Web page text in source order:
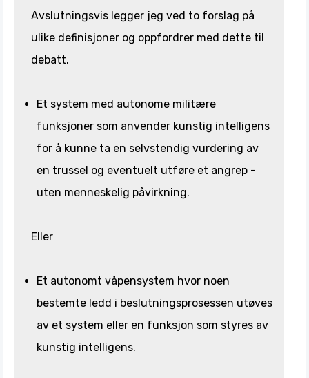
Avslutningsvis legger jeg ved to forslag på
ulike definisjoner og oppfordrer med dette til
debatt.
Et system med autonome militære
funksjoner som anvender kunstig intelligens
for å kunne ta en selvstendig vurdering av
en trussel og eventuelt utføre et angrep -
uten menneskelig påvirkning.
Eller
Et autonomt våpensystem hvor noen
bestemte ledd i beslutningsprosessen utøves
av et system eller en funksjon som styres av
kunstig intelligens.